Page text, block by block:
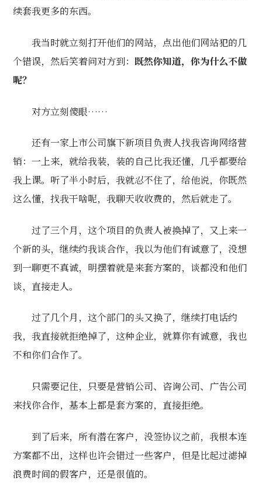
续套我更多的东西。
我当时就立刻打开他们的网站，点出他们网站犯的几
个错误，然后笑着问对方到： 既然你知道，你为什么不做
呢？
对方立刻傻眼……
还有一家上市公司旗下新项目负责人找我咨询网络营
销：一上来，就给我装，装的自己比我还懂，几乎都要给
我上课。听了半小时后，我就忍不住了，给他说，你既然
这么懂，找我干啥呢，我聊天收收费的，然后就走了。
过了三个月，这个项目的负责人被换掉了，又上来一
个新的头，继续约我谈合作，我以为他们有诚意了，没想
到一聊更不真诚，明摆着就是来套方案的，谈都没和他们
谈，直接走人。
过了几个月，这个部门的头又换了，继续打电话约
我，我直接就拒绝掉了，这种企业，就算你有诚意，我也
不和你们合作了。
只需要记住，只要是营销公司、咨询公司、广告公司
来找你合作，基本上都是套方案的，直接拒绝。
到了后来，所有潜在客户，没签协议之前，我根本连
方案都不出，这样也许会错过一些客户，但是比起过滤掉
浪费时间的假客户，还是很值的。